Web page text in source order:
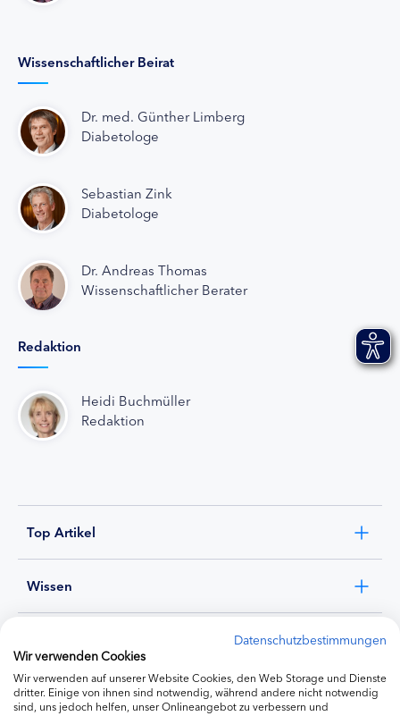
Wissenschaftlicher Beirat
Dr. med. Günther Limberg
Diabetologe
Sebastian Zink
Diabetologe
Dr. Andreas Thomas
Wissenschaftlicher Berater
Redaktion
Heidi Buchmüller
Redaktion
Top Artikel
Wissen
Ernährung
Datenschutzbestimmungen
Wir verwenden Cookies
Wir verwenden auf unserer Website Cookies, den Web Storage und Dienste
dritter. Einige von ihnen sind notwendig, während andere nicht notwendig
sind, uns jedoch helfen, unser Onlineangebot zu verbessern und